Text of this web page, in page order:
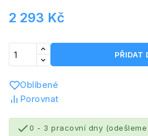
2 293 Kč
PŘIDAT
Oblíbené
Porovnat
0 - 3 pracovní dny (odešleme